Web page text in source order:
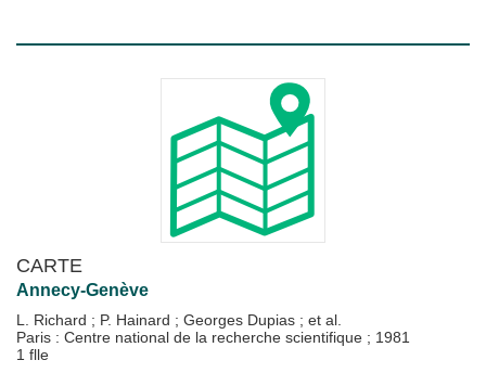
CARTE
Annecy-Genève
L. Richard ; P. Hainard ; Georges Dupias ; et al.
Paris : Centre national de la recherche scientifique ; 1981
1 flle